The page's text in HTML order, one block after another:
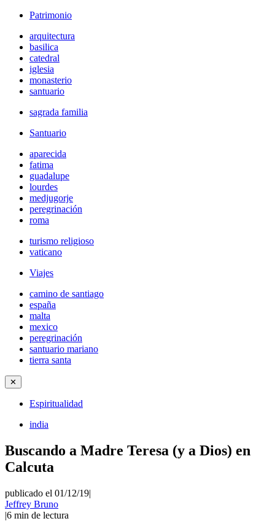
Patrimonio
arquitectura
basilica
catedral
iglesia
monasterio
santuario
sagrada familia
Santuario
aparecida
fatima
guadalupe
lourdes
medjugorje
peregrinación
roma
turismo religioso
vaticano
Viajes
camino de santiago
españa
malta
mexico
peregrinación
santuario mariano
tierra santa
✕
Espiritualidad
india
Buscando a Madre Teresa (y a Dios) en
Calcuta
publicado el 01/12/19|
Jeffrey Bruno
|6 min de lectura